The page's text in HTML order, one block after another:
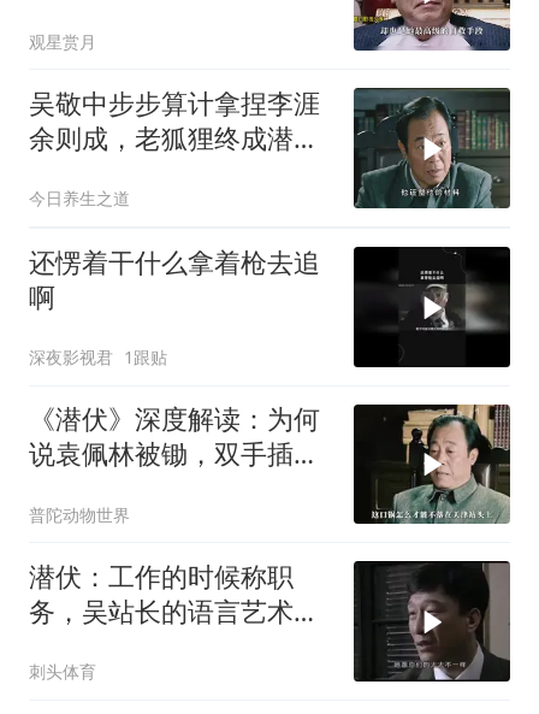
观星赏月
吴敬中步步算计拿捏李涯
余则成，老狐狸终成潜伏
今日养生之道
还愣着干什么拿着枪去追
啊
深夜影视君 1跟贴
《潜伏》深度解读：为何
说袁佩林被锄，双手插兜
普陀动物世界
潜伏：工作的时候称职
务，吴站长的语言艺术确
刺头体育